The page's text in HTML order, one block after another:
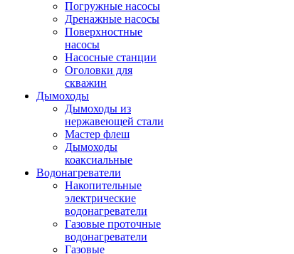
Погружные насосы
Дренажные насосы
Поверхностные
насосы
Насосные станции
Оголовки для
скважин
Дымоходы
Дымоходы из
нержавеющей стали
Мастер флеш
Дымоходы
коаксиальные
Водонагреватели
Накопительные
электрические
водонагреватели
Газовые проточные
водонагреватели
Газовые